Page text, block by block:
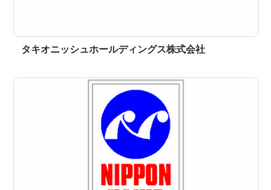
タキオニッシュホールディングス株式会社